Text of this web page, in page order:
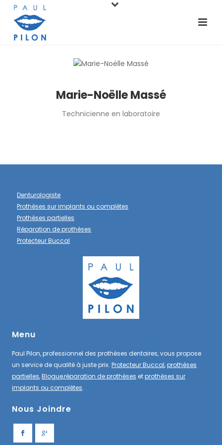
Marie-Noëlle Massé
Technicienne en laboratoire
Denturologiste
Prothèses sur implants ou complètes
Prothèses partielles
Réparation de prothèses
Protecteur Buccal
Menu
Paul Pilon, professionnel des prothèses dentaires, vous propose
un service de qualité à juste prix.Protecteur Buccal,prothèses
partielles,Blogue,réparation de prothèses etprothèses sur
implants ou complètes.
Nous Joindre